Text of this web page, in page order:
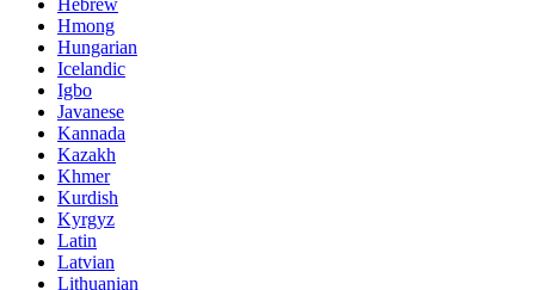
Hebrew
Hmong
Hungarian
Icelandic
Igbo
Javanese
Kannada
Kazakh
Khmer
Kurdish
Kyrgyz
Latin
Latvian
Lithuanian